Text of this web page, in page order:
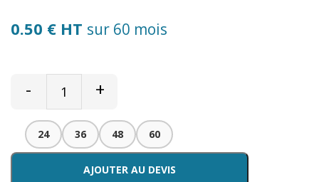
0.50 € HT sur 60 mois
- +
24 36 48 60
AJOUTER AU DEVIS